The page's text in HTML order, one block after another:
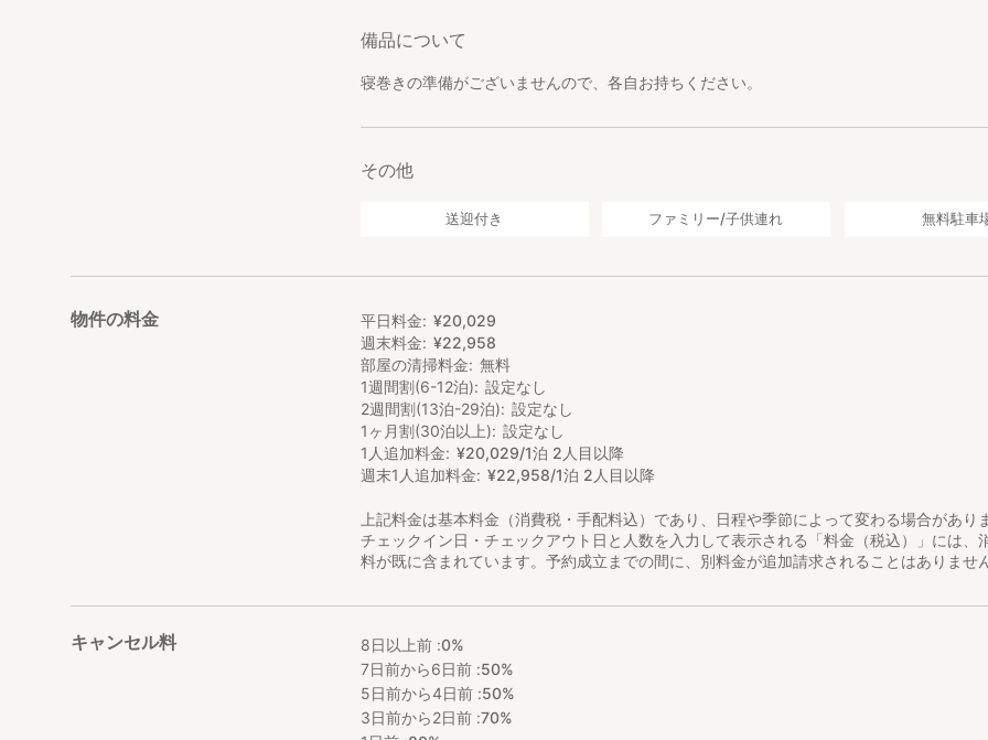
備品について
寝巻きの準備がございませんので、各自お持ちください。
その他
送迎付き ファミリー/子供連れ 無料駐車
物件の料金 平日料金 ¥20,029
週末料金
¥22,958
部屋の清掃料金
無料
1週間割(6-12泊)
設定なし
2週間割(13泊-29泊)
設定なし
1ヶ月割(30泊以上)
設定なし
1人追加料金
¥20,029/1泊 2人目以降
週末1人追加料金
¥22,958/1泊 2人目以降
上記料金は基本料金（消費税・手配料込）であり、日程や季節によって変わる場合があり
チェックイン日・チェックアウト日と人数を入力して表示される「料金（税込）」には、
料が既に含まれています。予約成立までの間に、別料金が追加請求されることはありません
キャンセル料 8日以上前 :0%
7日前から6日前 :50%
5日前から4日前 :50%
3日前から2日前 :70%